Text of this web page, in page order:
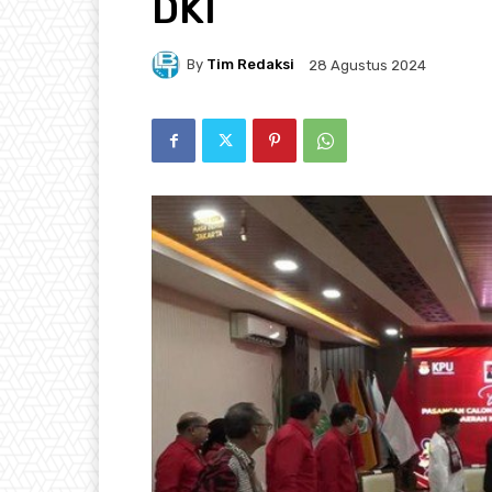
By Tim Redaksi 28 Agustus 2024